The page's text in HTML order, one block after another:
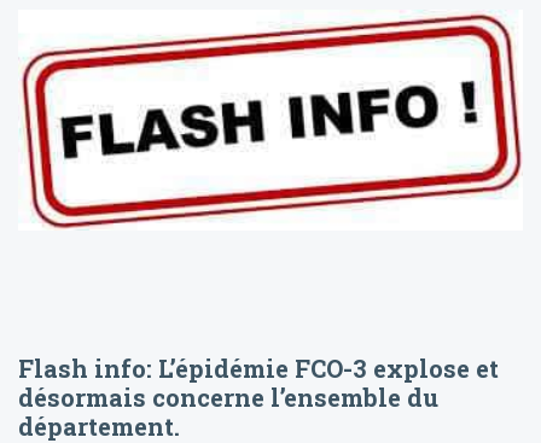
Flash info: L’épidémie FCO-3 explose et
désormais concerne l’ensemble du
département.